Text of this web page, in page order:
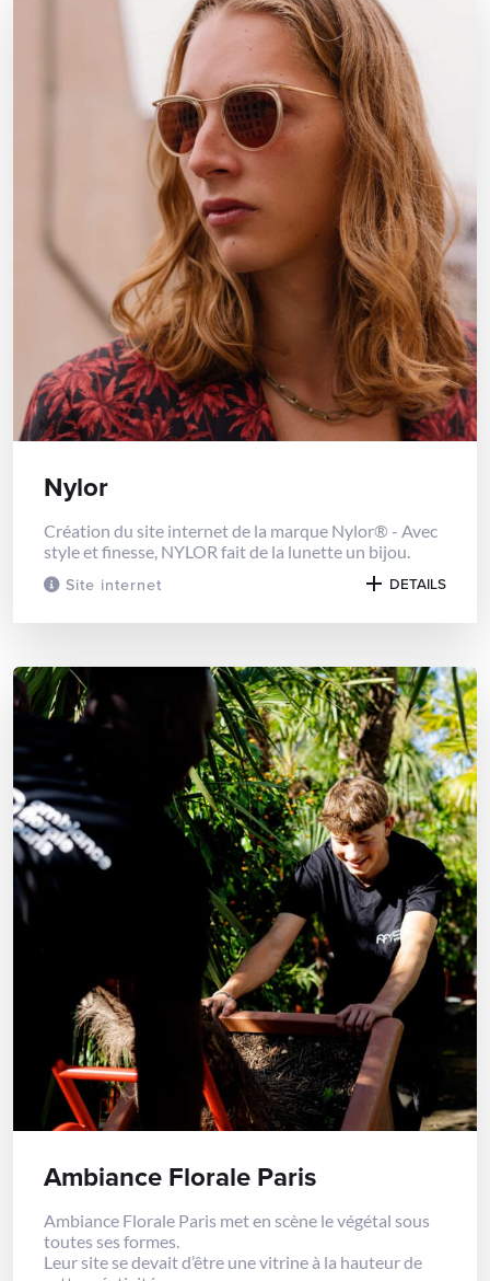
Site internet
Nylor
Création du site internet de la marque Nylor® - Avec
style et finesse, NYLOR fait de la lunette un bijou.
DETAILS
Ambiance Florale Paris
Ambiance Florale Paris met en scène le végétal sous
toutes ses formes.
Leur site se devait d’être une vitrine à la hauteur de